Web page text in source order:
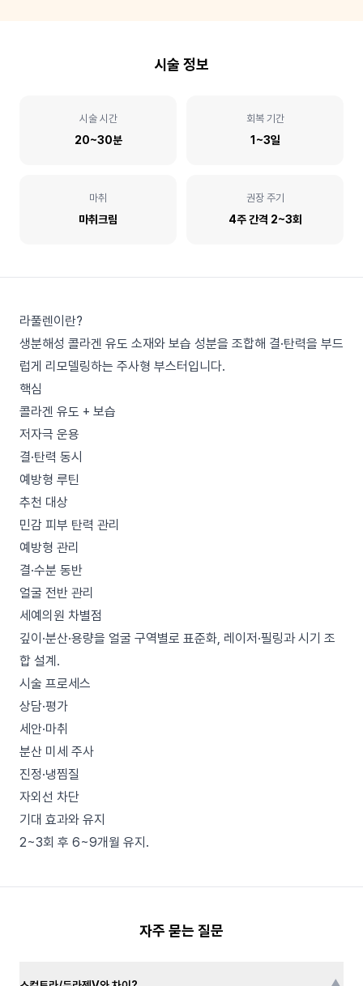
시술 정보
시술 시간
20~30분
회복 기간
1~3일
마취
마취크림
권장 주기
4주 간격 2~3회
라풀렌이란?
생분해성 콜라겐 유도 소재와 보습 성분을 조합해 결·탄력을 부드
럽게 리모델링하는 주사형 부스터입니다.
핵심
콜라겐 유도 + 보습
저자극 운용
결·탄력 동시
예방형 루틴
추천 대상
민감 피부 탄력 관리
예방형 관리
결·수분 동반
얼굴 전반 관리
세예의원 차별점
깊이·분산·용량을 얼굴 구역별로 표준화, 레이저·필링과 시기 조
합 설계.
시술 프로세스
상담·평가
세안·마취
분산 미세 주사
진정·냉찜질
자외선 차단
기대 효과와 유지
2~3회 후 6~9개월 유지.
자주 묻는 질문